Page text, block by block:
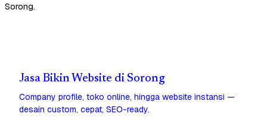
Sorong.
Jasa Bikin Website di Sorong
Company profile, toko online, hingga website instansi —
desain custom, cepat, SEO-ready.